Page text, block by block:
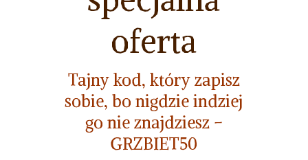
oferta
Tajny kod, który zapisz
sobie, bo nigdzie indziej
go nie znajdziesz –
GRZBIET50